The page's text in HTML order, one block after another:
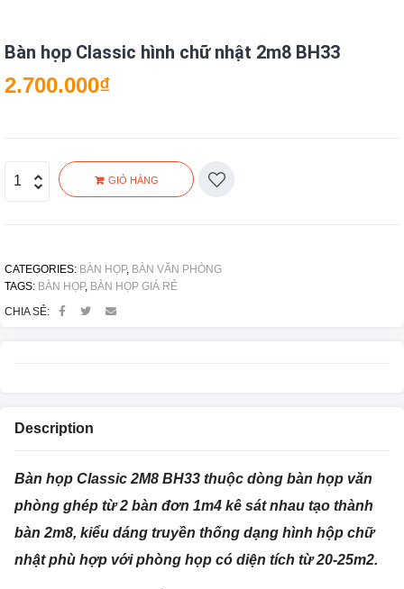
Bàn họp Classic hình chữ nhật 2m8 BH33
2.700.000₫
GIỎ HÀNG
CATEGORIES: BÀN HỌP, BÀN VĂN PHÒNG
TAGS: BÀN HỌP, BÀN HỌP GIÁ RẺ
CHIA SẺ:
Description
Bàn họp Classic 2M8 BH33 thuộc dòng bàn họp văn
phòng ghép từ 2 bàn đơn 1m4 kê sát nhau tạo thành
bàn 2m8, kiểu dáng truyền thống dạng hình hộp chữ
nhật phù hợp với phòng họp có diện tích từ 20-25m2.